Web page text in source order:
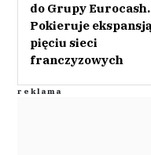
do Grupy Eurocash.
Pokieruje
pięciu sieci
franczyzowych